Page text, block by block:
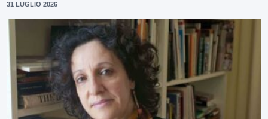
31 LUGLIO 2026